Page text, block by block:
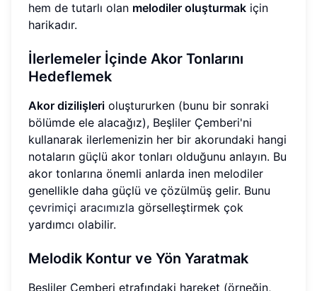
hem de tutarlı olan melodiler oluşturmak için
harikadır.
İlerlemeler İçinde Akor Tonlarını
Hedeflemek
Akor dizilişleri oluştururken (bunu bir sonraki
bölümde ele alacağız), Beşliler Çemberi'ni
kullanarak ilerlemenizin her bir akorundaki hangi
notaların güçlü akor tonları olduğunu anlayın. Bu
akor tonlarına önemli anlarda inen melodiler
genellikle daha güçlü ve çözülmüş gelir. Bunu
çevrimiçi aracımızla görselleştirmek çok
yardımcı olabilir.
Melodik Kontur ve Yön Yaratmak
Beşliler Çemberi etrafındaki hareket (örneğin,